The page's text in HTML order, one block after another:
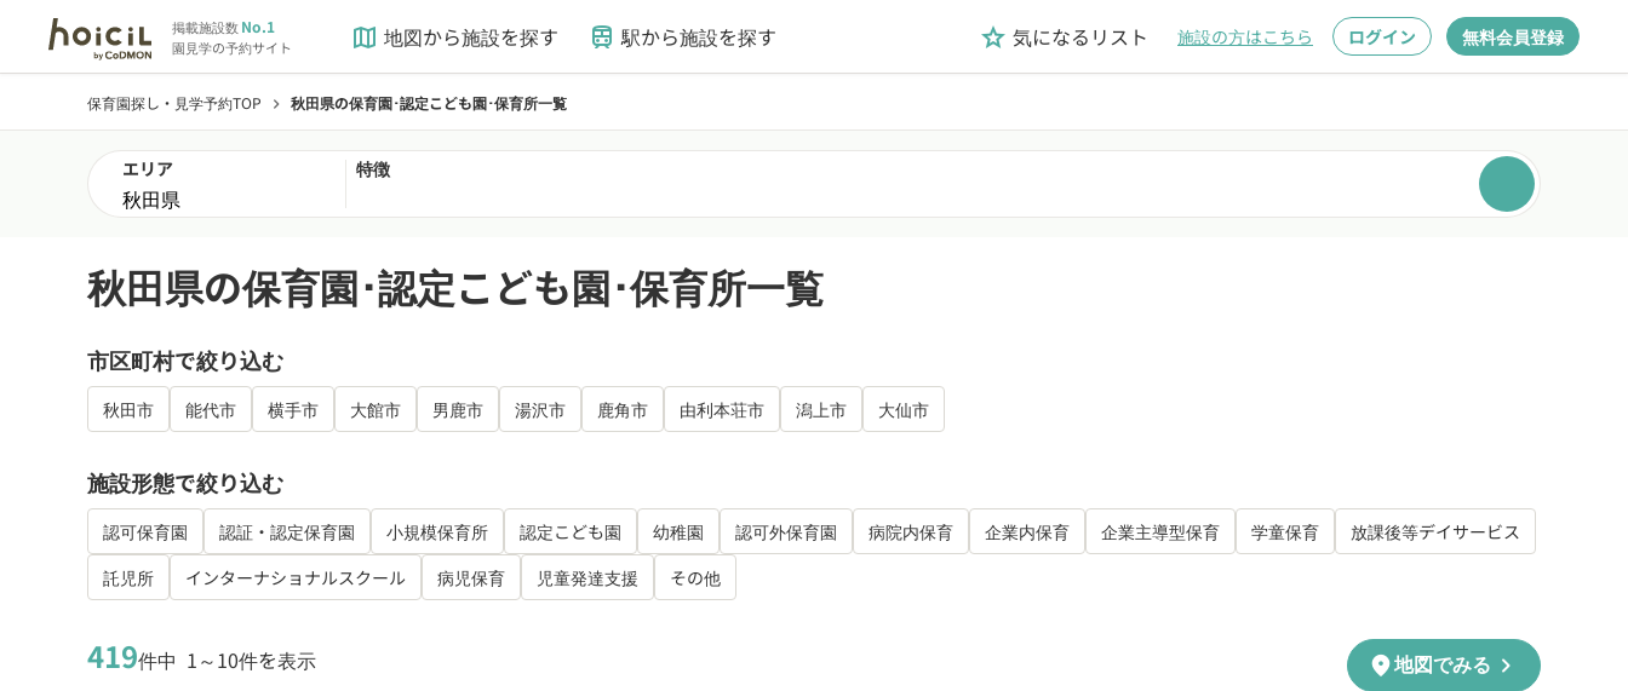
掲載施設数No.1
園見学の予約サイト map 地図から施設を探す train 駅から施設を探す grade 気になるリスト 施設の方はこちら ログイン 無料会員登録
保育園探し・見学予約TOP chevron_right 秋田県の保育園･認定こども園･保育所一覧
エリア 特徴
秋田県の保育園･認定こども園･保育所一覧
市区町村で絞り込む
秋田市 能代市 横手市 大館市 男鹿市 湯沢市 鹿角市 由利本荘市 潟上市 大仙市
施設形態で絞り込む
認可保育園 認証・認定保育園 小規模保育所 認定こども園 幼稚園 認可外保育園 病院内保育 企業内保育 企業主導型保育 学童保育
放課後等デイサービス
託児所
インターナショナルスクール 病児保育 児童発達支援 その他
419件中 1～10件を表示 location_on地図でみる chevron_right